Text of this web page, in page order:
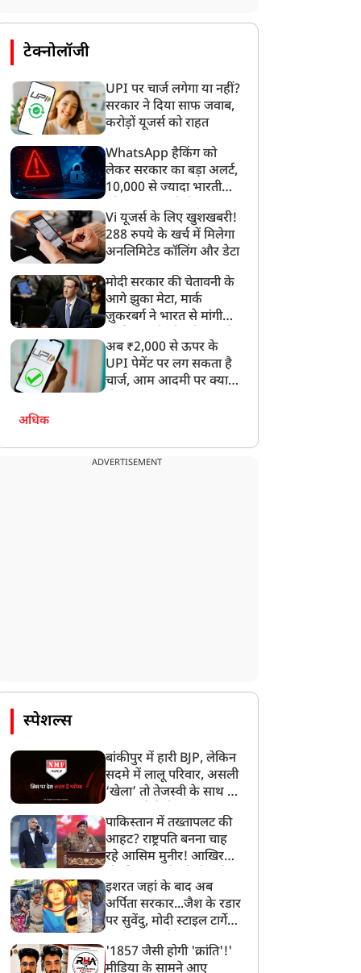
क्राइम
घरेलू विवाद के बाद कांस्टेबल
ने पत्नी को मारी गोली, सड़क
खुलासा
दिल्ली में भारत-इंग्लैंड मैच पर
ऑनलाइन सट्टेबाजी का
टेक्नोलॉजी
UPI पर चार्ज लगेगा या नहीं?
सरकार ने दिया साफ जवाब,
करोड़ों यूजर्स को राहत
WhatsApp हैकिंग को
लेकर सरकार का बड़ा अलर्ट,
10,000 से ज्यादा भारतीयों
गया
Vi यूजर्स के लिए खुशखबरी!
288 रुपये के खर्च में मिलेगा
अनलिमिटेड कॉलिंग और डेटा
मोदी सरकार की चेतावनी के
आगे झुका मेटा, मार्क
ज़ुकरबर्ग ने भारत से मांगी
अब ₹2,000 से ऊपर के
UPI पेमेंट पर लग सकता है
चार्ज, आम आदमी पर क्या
अधिक
ADVERTISEMENT
स्पेशल्स
बांकीपुर में हारी BJP, लेकिन
सदमे में लालू परिवार, असली
‘खेला’ तो तेजस्वी के साथ हो
पाकिस्तान में तख्तापलट की
आहट? राष्ट्रपति बनना चाह
रहे आसिम मुनीर! आखिर
बनाया मोहरा?
इशरत जहां के बाद अब
अर्पिता सरकार...जैश के रडार
पर सुवेंदु, मोदी स्टाइल टार्गेट
बड़ा एक्शन!
'1857 जैसी होगी 'क्रांति'!'
मीडिया के सामने आए